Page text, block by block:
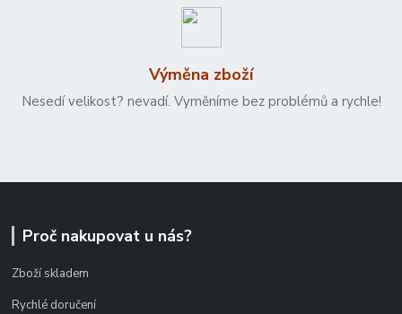
Výměna zboží
Nesedí velikost? nevadí. Vyměníme bez problémů a rychle!
Proč nakupovat u nás?
Zboží skladem
Rychlé doručení